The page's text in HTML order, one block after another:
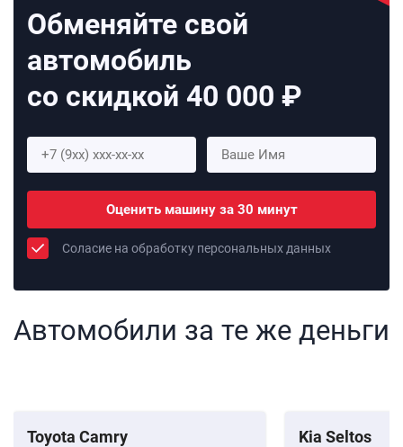
Обменяйте свой
автомобиль
со скидкой 40 000 ₽
Оценить машину за 30 минут
Соласие на обработку персональных данных
Автомобили за те же деньги
Toyota Camry Kia Seltos